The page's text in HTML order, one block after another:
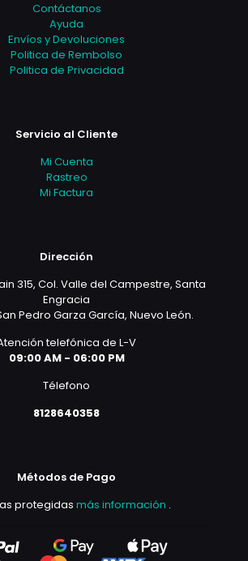
Contáctanos
Ayuda
Envíos y Devoluciones
Politica de Rembolso
Politica de Privacidad
Servicio al Cliente
Mi Cuenta
Rastreo
Mi Factura
Dirección
315, Col. Valle del Campestre, Santa
Engracia
Pedro Garza García, Nuevo León.
telefónica de L-V
09:00 AM - 06:00 PM
Télefono
8128640358
Métodos de Pago
protegidas más información .